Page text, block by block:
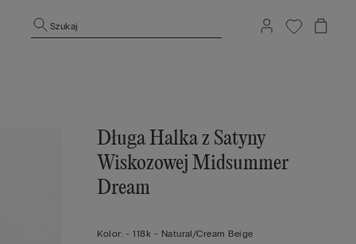
Szukaj
Długa Halka z Satyny
Wiskozowej Midsummer
Dream
Kolor: -118k - Natural/cream Beige